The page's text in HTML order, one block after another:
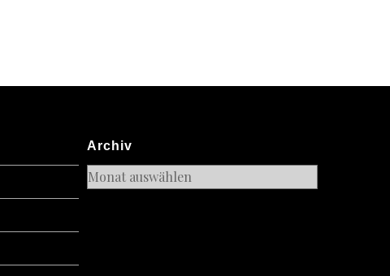
Archiv
Archiv